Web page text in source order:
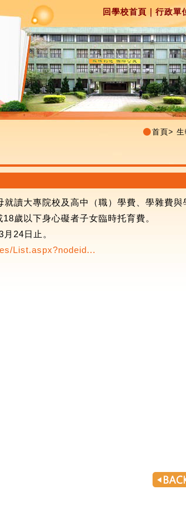
回學校首頁 ｜行政單
首頁> 生
讀大專院校及高中（職）學費、學雜費與
歲以下身心礙者子女臨時托育費。
24日止。
List.aspx?nodeid...